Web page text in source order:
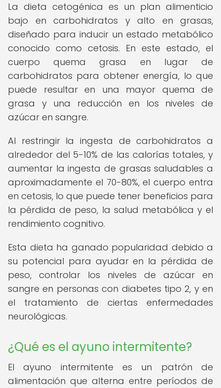
La dieta cetogénica es un plan alimenticio
bajo en carbohidratos y alto en grasas,
diseñado para inducir un estado metabólico
conocido como cetosis. En este estado, el
cuerpo quema grasa en lugar de
carbohidratos para obtener energía, lo que
puede resultar en una mayor quema de
grasa y una reducción en los niveles de
azúcar en sangre.
Al restringir la ingesta de carbohidratos a
alrededor del 5-10% de las calorías totales, y
aumentar la ingesta de grasas saludables a
aproximadamente el 70-80%, el cuerpo entra
en cetosis, lo que puede tener beneficios para
la pérdida de peso, la salud metabólica y el
rendimiento cognitivo.
Esta dieta ha ganado popularidad debido a
su potencial para ayudar en la pérdida de
peso, controlar los niveles de azúcar en
sangre en personas con diabetes tipo 2, y en
el tratamiento de ciertas enfermedades
neurológicas.
¿Qué es el ayuno intermitente?
El ayuno intermitente es un patrón de
alimentación que alterna entre períodos de